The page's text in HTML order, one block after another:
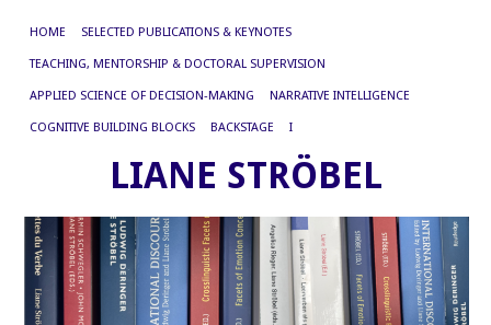
HOME SELECTED PUBLICATIONS & KEYNOTES
TEACHING, MENTORSHIP & DOCTORAL SUPERVISION
APPLIED SCIENCE OF DECISION-MAKING NARRATIVE INTELLIGENCE
COGNITIVE BUILDING BLOCKS BACKSTAGE I
LIANE STRÖBEL